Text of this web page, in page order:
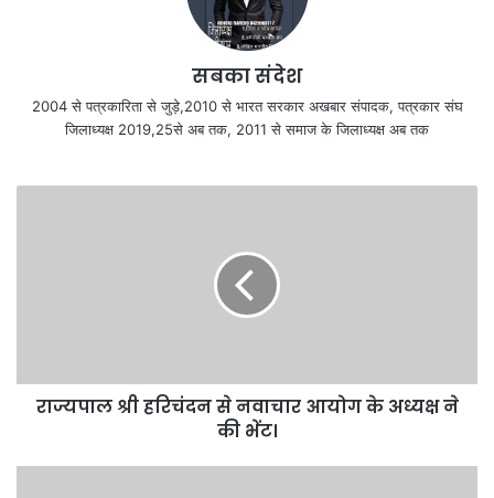
सबका संदेश
2004 से पत्रकारिता से जुड़े,2010 से भारत सरकार अखबार संपादक, पत्रकार संघ
जिलाध्यक्ष 2019,25से अब तक, 2011 से समाज के जिलाध्यक्ष अब तक
राज्यपाल श्री हरिचंदन से नवाचार आयोग के अध्यक्ष ने
की भेंट।